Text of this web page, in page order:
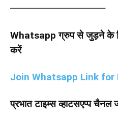
————————————–
Whatsapp ग्रुप से जुड़ने के
करें
Join Whatsapp Link for
प्रभात टाइम्स व्हाटसएप्प चैनल